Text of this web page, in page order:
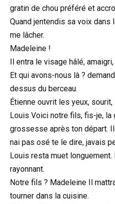
gratin de chou préféré et
Quand jentendis sa voix dans
me lâcher.
Madeleine !
Il entra le visage hâlé,
Et qui avons-nous là ?
dessus du berceau.
Étienne ouvrit les yeux,
Louis Voici notre fils, fis-je, la
grossesse après ton départ.
nai pas osé te le dire, javais
Louis resta muet
rayonnant.
Notre fils ? Madeleine Il
tourner dans la cuisine.